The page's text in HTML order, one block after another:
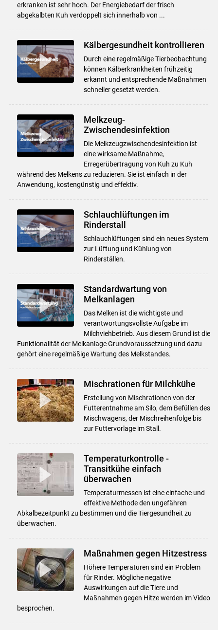
erkranken ist sehr hoch. Der Energiebedarf der frisch
abgekalbten Kuh verdoppelt sich innerhalb von ...
Kälbergesundheit kontrollieren
Durch eine regelmäßige Tierbeobachtung
können Kälberkrankheiten frühzeitig
erkannt und entsprechende Maßnahmen
schneller gesetzt werden.
Melkzeug-
Zwischendesinfektion
Die Melkzeugzwischendesinfektion ist
eine wirksame Maßnahme,
Erregerübertragung von Kuh zu Kuh
während des Melkens zu reduzieren. Sie ist einfach in der
Anwendung, kostengünstig und effektiv.
Schlauchlüftungen im
Rinderstall
Schlauchlüftungen sind ein neues System
zur Lüftung und Kühlung von
Rinderställen.
Standardwartung von
Melkanlagen
Das Melken ist die wichtigste und
verantwortungsvollste Aufgabe im
Milchviehbetrieb. Aus diesem Grund ist die
Funktionalität der Melkanlage Grundvoraussetzung und dazu
gehört eine regelmäßige Wartung des Melkstandes.
Mischrationen für Milchkühe
Erstellung von Mischrationen von der
Futterentnahme am Silo, dem Befüllen des
Mischwagens, der Mischreihenfolge bis
zur Futtervorlage im Stall.
Temperaturkontrolle -
Transitkühe einfach
überwachen
Temperaturmessen ist eine einfache und
effektive Methode den ungefähren
Abkalbezeitpunkt zu bestimmen und die Tiergesundheit zu
überwachen.
Maßnahmen gegen Hitzestress
Höhere Temperaturen sind ein Problem
für Rinder. Mögliche negative
Auswirkungen auf die Tiere und
Maßnahmen gegen Hitze werden im Video
besprochen.